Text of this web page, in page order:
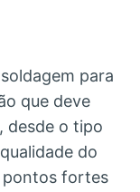
para
que deve
desde o tipo
do
pontos fortes